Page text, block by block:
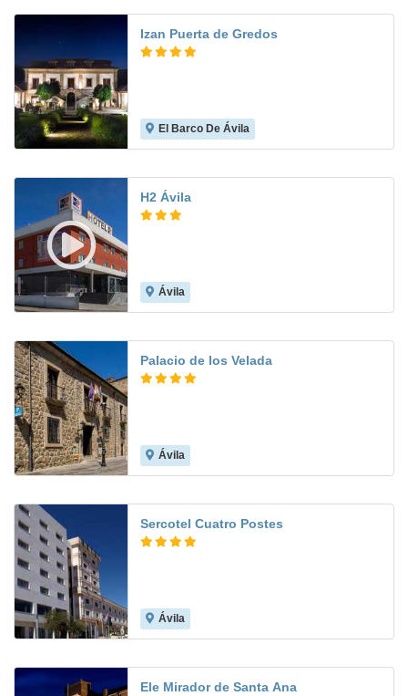
Izan Puerta de Gredos
El Barco De Ávila
H2 Ávila
Ávila
Palacio de los Velada
Ávila
Sercotel Cuatro Postes
Ávila
Ele Mirador de Santa Ana